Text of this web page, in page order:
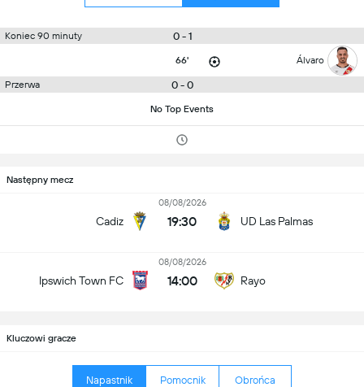
Koniec 90 minuty 0 - 1
66' Álvaro
Przerwa 0 - 0
No Top Events
Następny mecz
Cadiz
08/08/2026
19:30 UD Las Palmas
Ipswich Town FC
08/08/2026
14:00 Rayo
Kluczowi gracze
Napastnik Pomocnik Obrońca